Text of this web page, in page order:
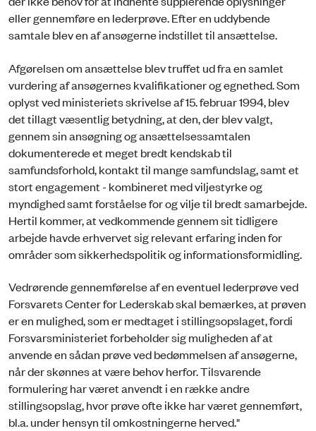
eller gennemføre en lederprøve. Efter en uddybende
samtale blev en af ansøgerne indstillet til ansættelse.
Afgørelsen om ansættelse blev truffet ud fra en samlet
vurdering af ansøgernes kvalifikationer og egnethed. Som
oplyst ved ministeriets skrivelse af 15. februar 1994, blev
det tillagt væsentlig betydning, at den, der blev valgt,
gennem sin ansøgning og ansættelsessamtalen
dokumenterede et meget bredt kendskab til
samfundsforhold, kontakt til mange samfundslag, samt et
stort engagement - kombineret med viljestyrke og
myndighed samt forståelse for og vilje til bredt samarbejde.
Hertil kommer, at vedkommende gennem sit tidligere
arbejde havde erhvervet sig relevant erfaring inden for
områder som sikkerhedspolitik og informationsformidling.
Vedrørende gennemførelse af en eventuel lederprøve ved
Forsvarets Center for Lederskab skal bemærkes, at prøven
er en mulighed, som er medtaget i stillingsopslaget, fordi
Forsvarsministeriet forbeholder sig muligheden af at
anvende en sådan prøve ved bedømmelsen af ansøgerne,
når der skønnes at være behov herfor. Tilsvarende
formulering har været anvendt i en række andre
stillingsopslag, hvor prøve ofte ikke har været gennemført,
bl.a. under hensyn til omkostningerne herved."